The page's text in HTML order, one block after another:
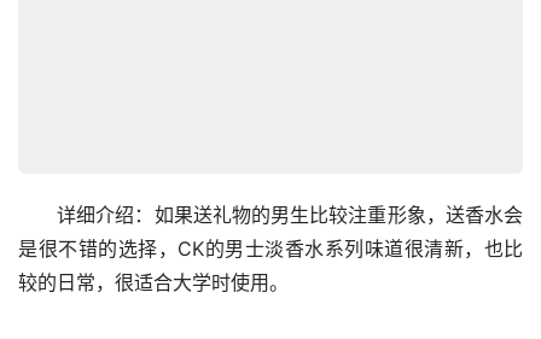
详细介绍：如果送礼物的男生比较注重形象，送香水会
是很不错的选择，CK的男士淡香水系列味道很清新，也比
较的日常，很适合大学时使用。